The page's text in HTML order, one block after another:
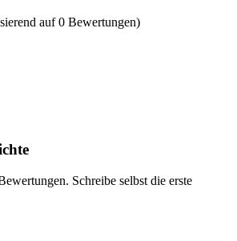
auf 0 Bewertungen)
Schreibe selbst die erste